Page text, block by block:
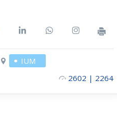
IUM
2602 | 2264